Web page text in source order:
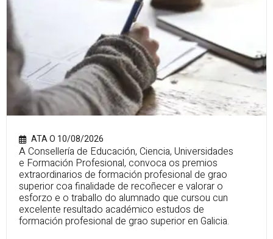
ATA O 10/08/2026
A Consellería de Educación, Ciencia, Universidades
e Formación Profesional, convoca os premios
extraordinarios de formación profesional de grao
superior coa finalidade de recoñecer e valorar o
esforzo e o traballo do alumnado que cursou cun
excelente resultado académico estudos de
formación profesional de grao superior en Galicia.